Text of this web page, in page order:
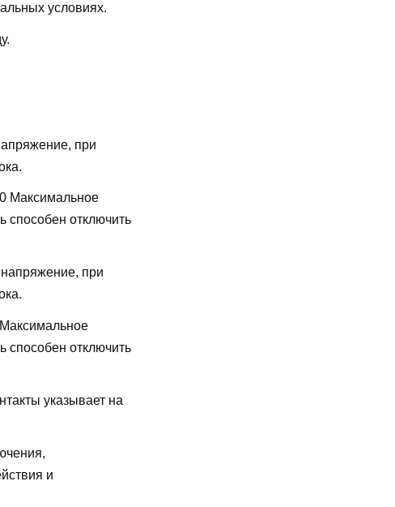
условиях.
при
Максимальное
способен отключить
при
Максимальное
способен отключить
указывает на
и